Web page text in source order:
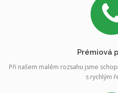
Prémiová
Při našem malém rozsahu jsme
s rychlým